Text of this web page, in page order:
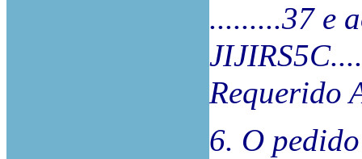
.........37 e
Requerido
6. O